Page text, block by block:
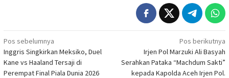
Navigasi
pos
Pos sebelumnya
Inggris Singkirkan Meksiko, Duel
Kane vs Haaland Tersaji di
Perempat Final Piala Dunia 2026
Pos berikutnya
Irjen Pol Marzuki Ali Basyah
Serahkan Pataka “Machdum Sakti”
kepada Kapolda Aceh Irjen Pol.